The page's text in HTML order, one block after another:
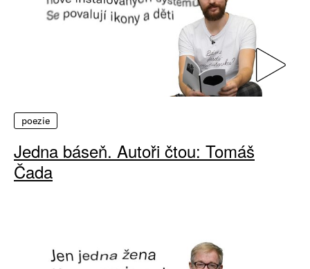
poezie
Jedna báseň. Autoři čtou: Tomáš
Čada